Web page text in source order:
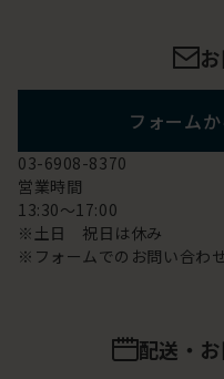
フォーム
03-6908-8370
営業時間
13:30～17:00
※土日 祝日は休み
※フォームでのお問い合わ
配送・